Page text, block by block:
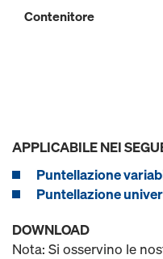
Contenitore
APPLICABILE NEI
Puntellazione
Puntellazione
DOWNLOAD
Nota: Si osservino le